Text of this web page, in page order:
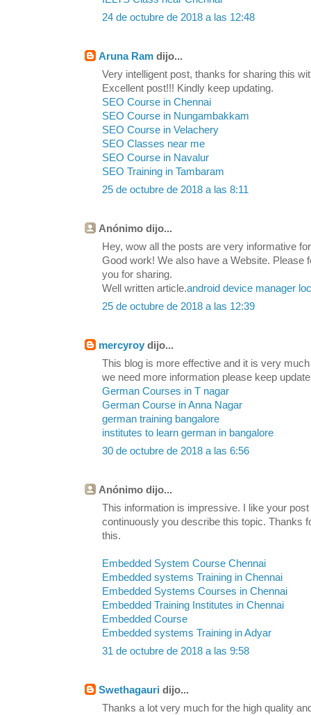
24 de octubre de 2018 a las 12:48
Aruna Ram dijo...
Very intelligent post, thanks for sharing this
Excellent post!!! Kindly keep updating.
SEO Course in Chennai
SEO Course in Nungambakkam
SEO Course in Velachery
SEO Classes near me
SEO Course in Navalur
SEO Training in Tambaram
25 de octubre de 2018 a las 8:11
Anónimo dijo...
Hey, wow all the posts are very informative
Good work! We also have a Website. Please
you for sharing.
Well written article.android device manager
25 de octubre de 2018 a las 12:39
mercyroy dijo...
This blog is more effective and it is very
we need more information please keep
German Courses in T nagar
German Course in Anna Nagar
german training bangalore
institutes to learn german in bangalore
30 de octubre de 2018 a las 6:56
Anónimo dijo...
This information is impressive. I like your
continuously you describe this topic. Thanks
this.
Embedded System Course Chennai
Embedded systems Training in Chennai
Embedded Systems Courses in Chennai
Embedded Training Institutes in Chennai
Embedded Course
Embedded systems Training in Adyar
31 de octubre de 2018 a las 9:58
Swethagauri dijo...
Thanks a lot very much for the high quality